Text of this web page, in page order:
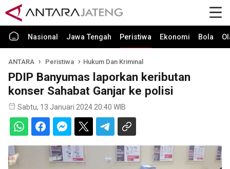
Nasional Jawa Tengah Peristiwa Ekonomi Bola
ANTARA Peristiwa Hukum Dan Kriminal
PDIP Banyumas laporkan keributan
konser Sahabat Ganjar ke polisi
Sabtu, 13 Januari 2024 20:40 WIB